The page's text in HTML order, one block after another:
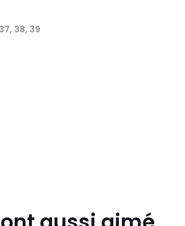
38, 39